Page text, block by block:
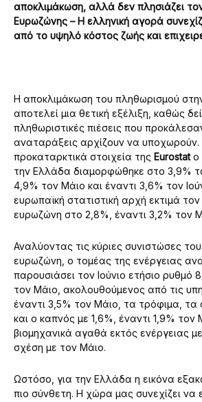
αποκλιμάκωση, αλλά δεν πλησιάζει
Ευρωζώνης – Η ελληνική αγορά
από το υψηλό κόστος ζωής και
Η αποκλιμάκωση του πληθωρισμού
αποτελεί μια θετική εξέλιξη, καθώς
πληθωριστικές πιέσεις που
αναταράξεις αρχίζουν να
προκαταρκτικά στοιχεία της Eurostatο
την Ελλάδα διαμορφώθηκε στο 3,9%
4,9% τον Μάιο και έναντι 3,6% τον
ευρωπαϊκή στατιστική αρχή εκτιμά
ευρωζώνη στο 2,8%, έναντι 3,2% τον
Αναλύοντας τις κύριες συνιστώσες
ευρωζώνη, ο τομέας της ενέργειας
παρουσιάσει τον Ιούνιο ετήσιο ρυθμό
τον Μάιο, ακολουθούμενος από τις
έναντι 3,5% τον Μάιο, τα τρόφιμα,
και ο καπνός με 1,6%, έναντι 1,9% τον
βιομηχανικά αγαθά εκτός ενέργειας
σχέση με τον Μάιο.
Ωστόσο, για την Ελλάδα η εικόνα
πιο σύνθετη. Η χώρα μας συνεχίζει να